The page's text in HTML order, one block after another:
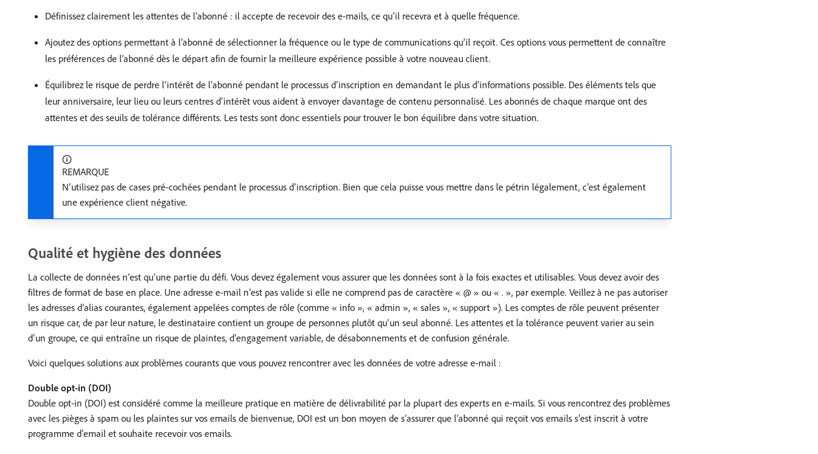
Définissez clairement les attentes de l’abonné : il accepte de recevoir des e-mails, ce qu’il recevra et à quelle fréquence.
Ajoutez des options permettant à l’abonné de sélectionner la fréquence ou le type de communications qu’il reçoit. Ces options vous permettent de connaître
les préférences de l’abonné dès le départ afin de fournir la meilleure expérience possible à votre nouveau client.
Équilibrez le risque de perdre l’intérêt de l’abonné pendant le processus d’inscription en demandant le plus d’informations possible. Des éléments tels que
leur anniversaire, leur lieu ou leurs centres d’intérêt vous aident à envoyer davantage de contenu personnalisé. Les abonnés de chaque marque ont des
attentes et des seuils de tolérance différents. Les tests sont donc essentiels pour trouver le bon équilibre dans votre situation.
REMARQUE
N’utilisez pas de cases pré-cochées pendant le processus d’inscription. Bien que cela puisse vous mettre dans le pétrin légalement, c'est également
une expérience client négative.
Qualité et hygiène des données
La collecte de données n’est qu’une partie du défi. Vous devez également vous assurer que les données sont à la fois exactes et utilisables. Vous devez avoir des
filtres de format de base en place. Une adresse e-mail n’est pas valide si elle ne comprend pas de caractère « @ » ou « . », par exemple. Veillez à ne pas autoriser
les adresses d’alias courantes, également appelées comptes de rôle (comme « info », « admin », « sales », « support »). Les comptes de rôle peuvent présenter
un risque car, de par leur nature, le destinataire contient un groupe de personnes plutôt qu’un seul abonné. Les attentes et la tolérance peuvent varier au sein
d’un groupe, ce qui entraîne un risque de plaintes, d’engagement variable, de désabonnements et de confusion générale.
Voici quelques solutions aux problèmes courants que vous pouvez rencontrer avec les données de votre adresse e-mail :
Double opt-in (DOI)
Double opt-in (DOI) est considéré comme la meilleure pratique en matière de délivrabilité par la plupart des experts en e-mails. Si vous rencontrez des problèmes
avec les pièges à spam ou les plaintes sur vos emails de bienvenue, DOI est un bon moyen de s’assurer que l’abonné qui reçoit vos emails s’est inscrit à votre
programme d’email et souhaite recevoir vos emails.